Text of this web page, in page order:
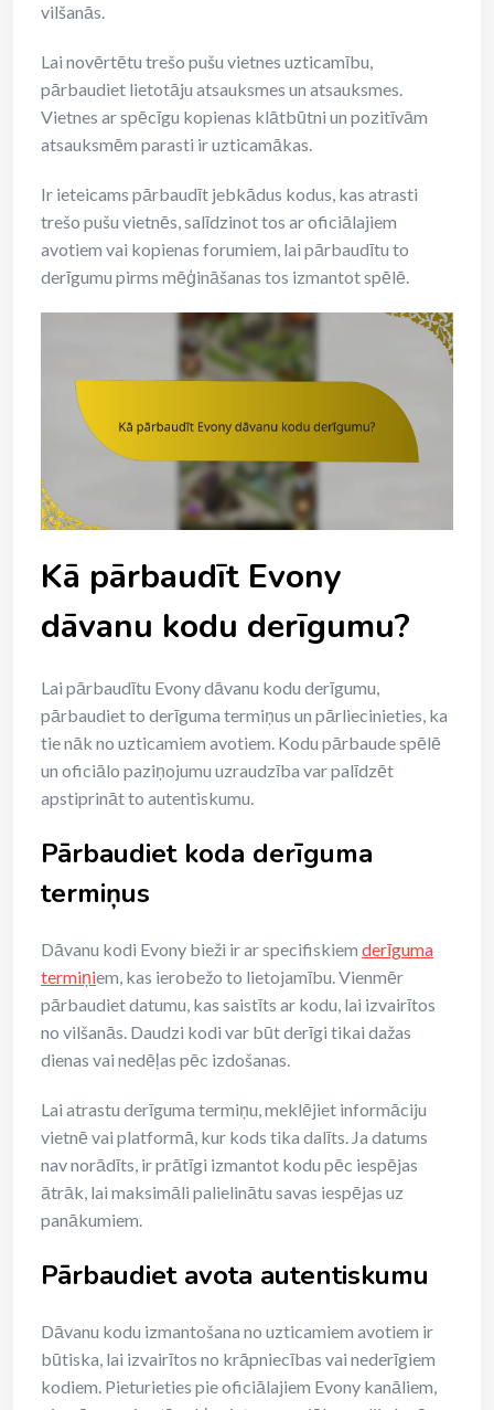
vilšanās.
Lai novērtētu trešo pušu vietnes uzticamību,
pārbaudiet lietotāju atsauksmes un atsauksmes.
Vietnes ar spēcīgu kopienas klātbūtni un pozitīvām
atsauksmēm parasti ir uzticamākas.
Ir ieteicams pārbaudīt jebkādus kodus, kas atrasti
trešo pušu vietnēs, salīdzinot tos ar oficiālajiem
avotiem vai kopienas forumiem, lai pārbaudītu to
derīgumu pirms mēģināšanas tos izmantot spēlē.
Kā pārbaudīt Evony
dāvanu kodu derīgumu?
Lai pārbaudītu Evony dāvanu kodu derīgumu,
pārbaudiet to derīguma termiņus un pārliecinieties, ka
tie nāk no uzticamiem avotiem. Kodu pārbaude spēlē
un oficiālo paziņojumu uzraudzība var palīdzēt
apstiprināt to autentiskumu.
Pārbaudiet koda derīguma
termiņus
Dāvanu kodi Evony bieži ir ar specifiskiem derīguma
termiņiem, kas ierobežo to lietojamību. Vienmēr
pārbaudiet datumu, kas saistīts ar kodu, lai izvairītos
no vilšanās. Daudzi kodi var būt derīgi tikai dažas
dienas vai nedēļas pēc izdošanas.
Lai atrastu derīguma termiņu, meklējiet informāciju
vietnē vai platformā, kur kods tika dalīts. Ja datums
nav norādīts, ir prātīgi izmantot kodu pēc iespējas
ātrāk, lai maksimāli palielinātu savas iespējas uz
panākumiem.
Pārbaudiet avota autentiskumu
Dāvanu kodu izmantošana no uzticamiem avotiem ir
būtiska, lai izvairītos no krāpniecības vai nederīgiem
kodiem. Pieturieties pie oficiālajiem Evony kanāliem,